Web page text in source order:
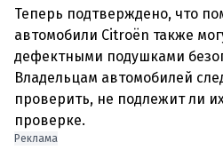
Теперь подтверждено, что
автомобили Citroën также
дефектными подушками
Владельцам автомобилей
проверить, не подлежит ли
проверке.
Реклама